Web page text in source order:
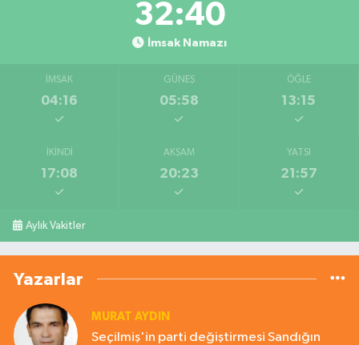
32:40
İmsak Namazı
İMSAK
04:16
GÜNEŞ
05:58
ÖĞLE
13:15
İKINDI
17:08
AKŞAM
20:23
YATSI
21:57
Aylık Vakitler
Yazarlar
MURAT AYDIN
Seçilmiş'in parti değiştirmesi Sandığın